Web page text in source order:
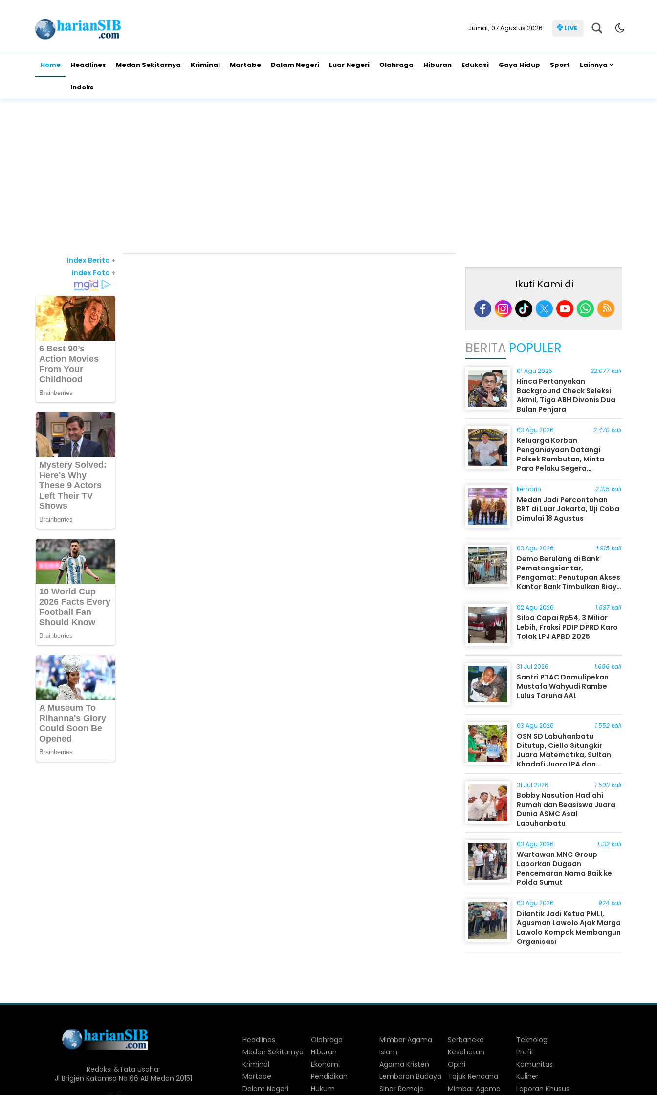
Jumat, 07 Agustus 2026 LIVE
Home Headlines Medan Sekitarnya Kriminal Martabe Dalam Negeri Luar Negeri Olahraga Hiburan Edukasi Gaya Hidup Sport Lainnya
Indeks
Index Berita +
Index Foto +
Ikuti Kami di
BERITA POPULER
01 Agu 2026 22.077 kali
Hinca Pertanyakan
Background Check Seleksi
Akmil, Tiga ABH Divonis Dua
Bulan Penjara
03 Agu 2026 2.470 kali
Keluarga Korban
Penganiayaan Datangi
Polsek Rambutan, Minta
Para Pelaku Segera
Ditangkap
kemarin 2.315 kali
Medan Jadi Percontohan
BRT di Luar Jakarta, Uji Coba
Dimulai 18 Agustus
03 Agu 2026 1.915 kali
Demo Berulang di Bank
Pematangsiantar,
Pengamat: Penutupan Akses
Kantor Bank Timbulkan Biaya
Ekonomi bagi Masyarakat
02 Agu 2026 1.837 kali
Silpa Capai Rp54, 3 Miliar
Lebih, Fraksi PDIP DPRD Karo
Tolak LPJ APBD 2025
31 Jul 2026 1.686 kali
Santri PTAC Damulipekan
Mustafa Wahyudi Rambe
Lulus Taruna AAL
03 Agu 2026 1.552 kali
OSN SD Labuhanbatu
Ditutup, Ciello Situngkir
Juara Matematika, Sultan
Khadafi Juara IPA dan
Timothy Rangkuti Juara IPS
31 Jul 2026 1.503 kali
Bobby Nasution Hadiahi
Rumah dan Beasiswa Juara
Dunia ASMC Asal
Labuhanbatu
03 Agu 2026 1.132 kali
Wartawan MNC Group
Laporkan Dugaan
Pencemaran Nama Baik ke
Polda Sumut
03 Agu 2026 924 kali
Dilantik Jadi Ketua PMLI,
Agusman Lawolo Ajak Marga
Lawolo Kompak Membangun
Organisasi
Redaksi &Tata Usaha:
Jl Brigjen Katamso No 66 AB Medan 20151
Headlines
Medan Sekitarnya
Kriminal
Martabe
Dalam Negeri
Olahraga
Hiburan
Ekonomi
Pendidikan
Hukum
Mimbar Agama
Islam
Agama Kristen
Lembaran Budaya
Sinar Remaja
Serbaneka
Kesehatan
Opini
Tajuk Rencana
Mimbar Agama
Teknologi
Profil
Komunitas
Kuliner
Laporan Khusus